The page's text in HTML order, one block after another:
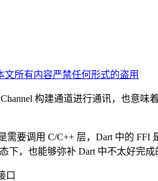
文所有内容严禁任何形式的盗用
构建通道进行通讯，也意味
要调用 C/C++ 层，Dart 中的
，也能够弥补 Dart 中不太好完
口